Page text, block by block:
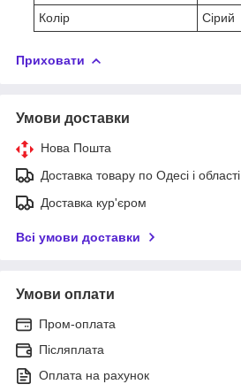
Колір
Сірий
Приховати
Умови доставки
Нова Пошта
Доставка товару по Одесі і області
Доставка кур'єром
Всі умови доставки
Умови оплати
Пром-оплата
Післяплата
Оплата на рахунок